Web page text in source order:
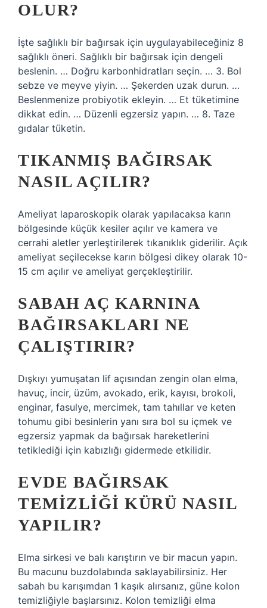
OLUR?
İşte sağlıklı bir bağırsak için uygulayabileceğiniz 8
sağlıklı öneri. Sağlıklı bir bağırsak için dengeli
beslenin. … Doğru karbonhidratları seçin. … 3. Bol
sebze ve meyve yiyin. … Şekerden uzak durun. …
Beslenmenize probiyotik ekleyin. … Et tüketimine
dikkat edin. … Düzenli egzersiz yapın. … 8. Taze
gıdalar tüketin.
TIKANMIŞ BAĞIRSAK
NASIL AÇILIR?
Ameliyat laparoskopik olarak yapılacaksa karın
bölgesinde küçük kesiler açılır ve kamera ve
cerrahi aletler yerleştirilerek tıkanıklık giderilir. Açık
ameliyat seçilecekse karın bölgesi dikey olarak 10-
15 cm açılır ve ameliyat gerçekleştirilir.
SABAH AÇ KARNINA
BAĞIRSAKLARI NE
ÇALIŞTIRIR?
Dışkıyı yumuşatan lif açısından zengin olan elma,
havuç, incir, üzüm, avokado, erik, kayısı, brokoli,
enginar, fasulye, mercimek, tam tahıllar ve keten
tohumu gibi besinlerin yanı sıra bol su içmek ve
egzersiz yapmak da bağırsak hareketlerini
tetiklediği için kabızlığı gidermede etkilidir.
EVDE BAĞIRSAK
TEMIZLIĞI KÜRÜ NASIL
YAPILIR?
Elma sirkesi ve balı karıştırın ve bir macun yapın.
Bu macunu buzdolabında saklayabilirsiniz. Her
sabah bu karışımdan 1 kaşık alırsanız, güne kolon
temizliğiyle başlarsınız. Kolon temizliği elma